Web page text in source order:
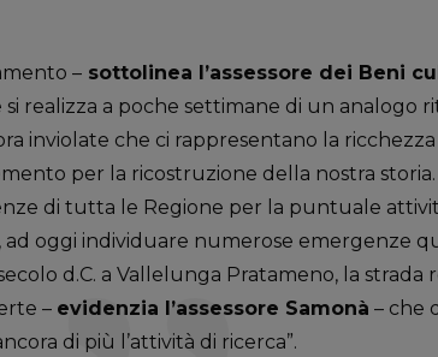
–sottolinea l’assessore dei Beni
si realizza a poche settimane di un analogo
inviolate che ci rappresentano la
per la ricostruzione della nostra
di tutta le Regione per la puntuale
ad oggi individuare numerose emergenze
d.C. a Vallelunga Pratameno, la strada
– evidenzia l’assessore Samonà – che
di più l’attività di ricerca”.